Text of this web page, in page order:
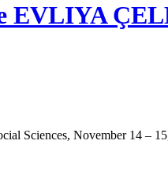
EVLIYA
Sciences, November 14 –